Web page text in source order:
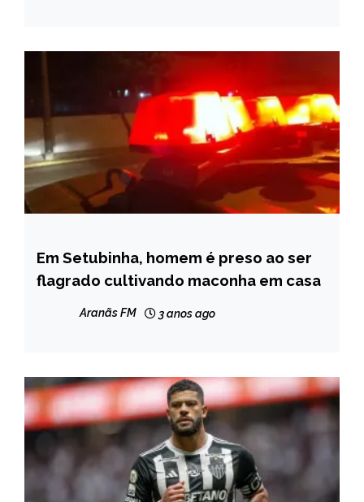
CAPELINHA
MINAS
Em Setubinha, homem é preso ao ser
flagrado cultivando maconha em casa
Aranãs FM 3 anos ago